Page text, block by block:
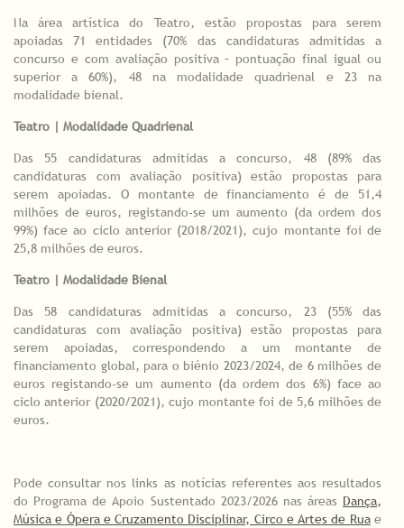
Na área artística do Teatro, estão propostas para serem
apoiadas 71 entidades (70% das candidaturas admitidas a
concurso e com avaliação positiva – pontuação final igual ou
superior a 60%), 48 na modalidade quadrienal e 23 na
modalidade bienal.
Teatro | Modalidade Quadrienal
Das 55 candidaturas admitidas a concurso, 48 (89% das
candidaturas com avaliação positiva) estão propostas para
serem apoiadas. O montante de financiamento é de 51,4
milhões de euros, registando-se um aumento (da ordem dos
99%) face ao ciclo anterior (2018/2021), cujo montante foi de
25,8 milhões de euros.
Teatro | Modalidade Bienal
Das 58 candidaturas admitidas a concurso, 23 (55% das
candidaturas com avaliação positiva) estão propostas para
serem apoiadas, correspondendo a um montante de
financiamento global, para o biénio 2023/2024, de 6 milhões de
euros registando-se um aumento (da ordem dos 6%) face ao
ciclo anterior (2020/2021), cujo montante foi de 5,6 milhões de
euros.
Pode consultar nos links as notícias referentes aos resultados
do Programa de Apoio Sustentado 2023/2026 nas áreas Dança,
Música e Ópera e Cruzamento Disciplinar, Circo e Artes de Ruae